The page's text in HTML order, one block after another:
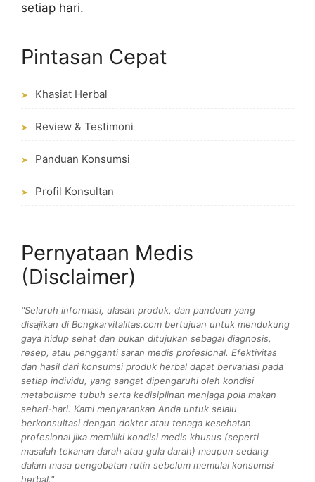
setiap hari.
Pintasan Cepat
➤ Khasiat Herbal
➤ Review & Testimoni
➤ Panduan Konsumsi
➤ Profil Konsultan
Pernyataan Medis
(Disclaimer)
"Seluruh informasi, ulasan produk, dan panduan yang
disajikan di Bongkarvitalitas.com bertujuan untuk mendukung
gaya hidup sehat dan bukan ditujukan sebagai diagnosis,
resep, atau pengganti saran medis profesional. Efektivitas
dan hasil dari konsumsi produk herbal dapat bervariasi pada
setiap individu, yang sangat dipengaruhi oleh kondisi
metabolisme tubuh serta kedisiplinan menjaga pola makan
sehari-hari. Kami menyarankan Anda untuk selalu
berkonsultasi dengan dokter atau tenaga kesehatan
profesional jika memiliki kondisi medis khusus (seperti
masalah tekanan darah atau gula darah) maupun sedang
dalam masa pengobatan rutin sebelum memulai konsumsi
herbal."